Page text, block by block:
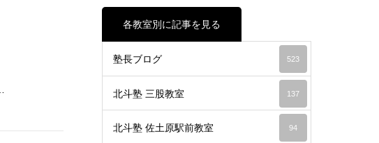
各教室別に記事を見る
塾長ブログ 523
北斗塾 三股教室 137
北斗塾 佐土原駅前教室 94